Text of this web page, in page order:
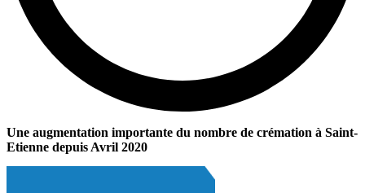
Une augmentation importante du nombre de crémation à Saint-
Etienne depuis Avril 2020